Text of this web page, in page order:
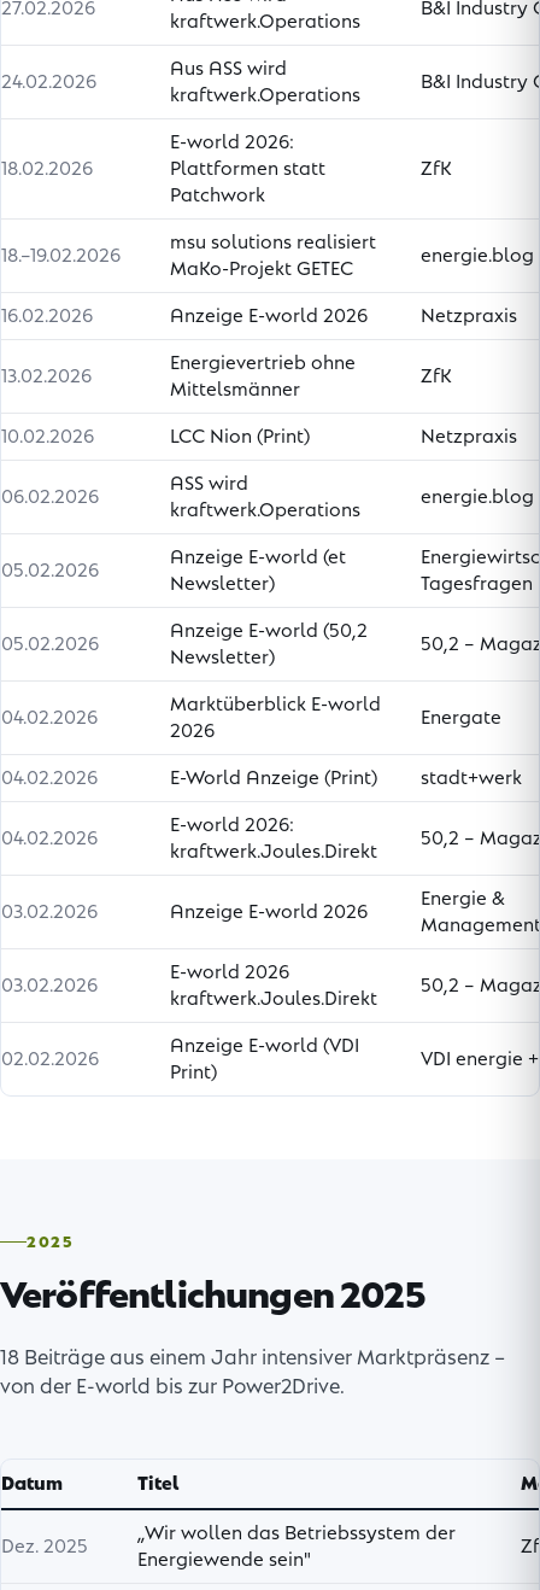
27.02.2026
kraftwerk.Operations
B&I Industry
24.02.2026
Aus ASS wird
kraftwerk.Operations
B&I Industry
18.02.2026
E-world 2026:
Plattformen statt
Patchwork
ZfK
18.–19.02.2026
msu solutions realisiert
MaKo-Projekt GETEC
energie.blog
16.02.2026 Anzeige E-world 2026 Netzpraxis
13.02.2026
Energievertrieb ohne
Mittelsmänner
ZfK
10.02.2026 LCC Nion (Print) Netzpraxis
06.02.2026
ASS wird
kraftwerk.Operations
energie.blog
05.02.2026
Anzeige E-world (et
Newsletter)
Tagesfragen
05.02.2026
Anzeige E-world (50,2
Newsletter)
50,2 –
04.02.2026
Marktüberblick E-world
2026
Energate
04.02.2026 E-World Anzeige (Print) stadt+werk
04.02.2026
E-world 2026:
kraftwerk.Joules.Direkt
50,2 –
03.02.2026 Anzeige E-world 2026
Energie &
Management
03.02.2026
E-world 2026
kraftwerk.Joules.Direkt
50,2 –
02.02.2026
Anzeige E-world (VDI
Print)
VDI energie
2025
Veröffentlichungen 2025
18 Beiträge aus einem Jahr intensiver Marktpräsenz –
von der E-world bis zur Power2Drive.
Datum Titel
Dez. 2025
„Wir wollen das Betriebssystem der
Energiewende sein"